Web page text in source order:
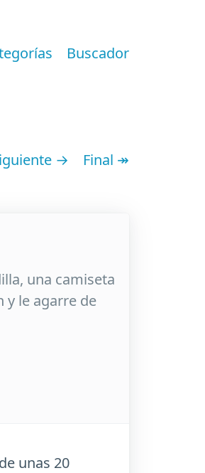
Buscador
→ Final ↠
una camiseta
y le agarre de
unas 20